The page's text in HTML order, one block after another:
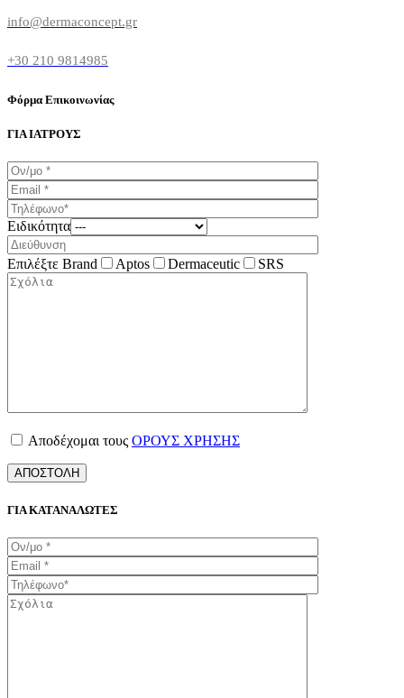
info@dermaconcept.gr
+30 210 9814985
Φόρμα Επικοινωνίας
ΓΙΑ ΙΑΤΡΟΥΣ
Ειδικότητα
Επιλέξτε Brand Aptos Dermaceutic SRS
Αποδέχομαι τους ΟΡΟΥΣ ΧΡΗΣΗΣ
ΓΙΑ ΚΑΤΑΝΑΛΩΤΕΣ